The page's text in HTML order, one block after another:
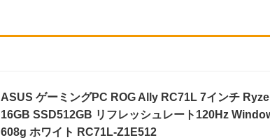
ASUS ゲーミングPC ROG Ally RC71L 7インチ
16GB SSD512GB リフレッシュレート120Hz
608g ホワイト RC71L-Z1E512